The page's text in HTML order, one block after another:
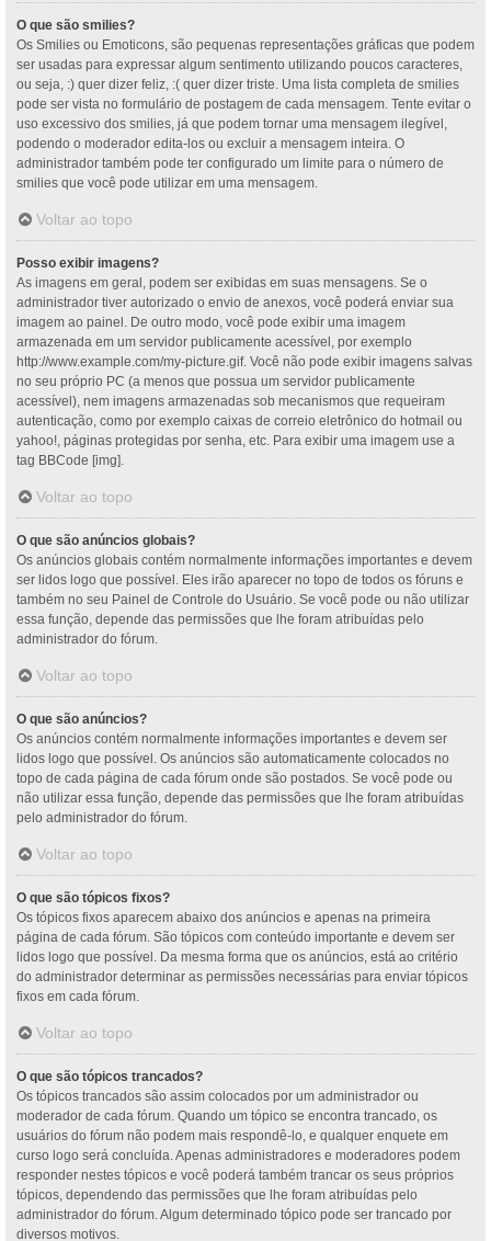
O que são smilies?
Os Smilies ou Emoticons, são pequenas representações gráficas que podem
ser usadas para expressar algum sentimento utilizando poucos caracteres,
ou seja, :) quer dizer feliz, :( quer dizer triste. Uma lista completa de smilies
pode ser vista no formulário de postagem de cada mensagem. Tente evitar o
uso excessivo dos smilies, já que podem tornar uma mensagem ilegível,
podendo o moderador edita-los ou excluir a mensagem inteira. O
administrador também pode ter configurado um limite para o número de
smilies que você pode utilizar em uma mensagem.
Voltar ao topo
Posso exibir imagens?
As imagens em geral, podem ser exibidas em suas mensagens. Se o
administrador tiver autorizado o envio de anexos, você poderá enviar sua
imagem ao painel. De outro modo, você pode exibir uma imagem
armazenada em um servidor publicamente acessível, por exemplo
http://www.example.com/my-picture.gif. Você não pode exibir imagens salvas
no seu próprio PC (a menos que possua um servidor publicamente
acessível), nem imagens armazenadas sob mecanismos que requeiram
autenticação, como por exemplo caixas de correio eletrônico do hotmail ou
yahoo!, páginas protegidas por senha, etc. Para exibir uma imagem use a
tag BBCode [img].
Voltar ao topo
O que são anúncios globais?
Os anúncios globais contém normalmente informações importantes e devem
ser lidos logo que possível. Eles irão aparecer no topo de todos os fóruns e
também no seu Painel de Controle do Usuário. Se você pode ou não utilizar
essa função, depende das permissões que lhe foram atribuídas pelo
administrador do fórum.
Voltar ao topo
O que são anúncios?
Os anúncios contém normalmente informações importantes e devem ser
lidos logo que possível. Os anúncios são automaticamente colocados no
topo de cada página de cada fórum onde são postados. Se você pode ou
não utilizar essa função, depende das permissões que lhe foram atribuídas
pelo administrador do fórum.
Voltar ao topo
O que são tópicos fixos?
Os tópicos fixos aparecem abaixo dos anúncios e apenas na primeira
página de cada fórum. São tópicos com conteúdo importante e devem ser
lidos logo que possível. Da mesma forma que os anúncios, está ao critério
do administrador determinar as permissões necessárias para enviar tópicos
fixos em cada fórum.
Voltar ao topo
O que são tópicos trancados?
Os tópicos trancados são assim colocados por um administrador ou
moderador de cada fórum. Quando um tópico se encontra trancado, os
usuários do fórum não podem mais respondê-lo, e qualquer enquete em
curso logo será concluída. Apenas administradores e moderadores podem
responder nestes tópicos e você poderá também trancar os seus próprios
tópicos, dependendo das permissões que lhe foram atribuídas pelo
administrador do fórum. Algum determinado tópico pode ser trancado por
diversos motivos.